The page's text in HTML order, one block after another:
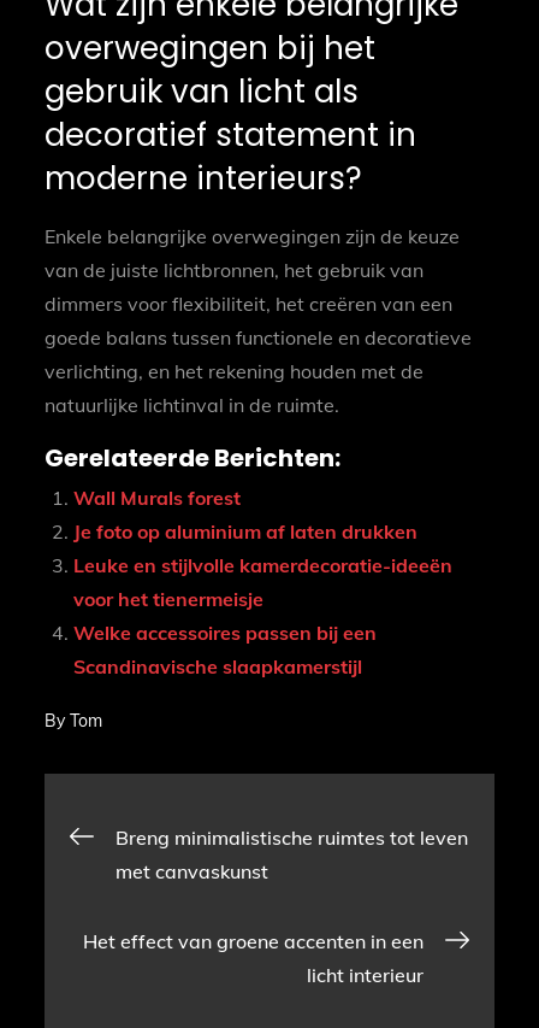
overwegingen bij het
gebruik van licht als
decoratief statement in
moderne interieurs?
Enkele belangrijke overwegingen zijn de keuze
van de juiste lichtbronnen, het gebruik van
dimmers voor flexibiliteit, het creëren van een
goede balans tussen functionele en decoratieve
verlichting, en het rekening houden met de
natuurlijke lichtinval in de ruimte.
Gerelateerde Berichten:
Wall Murals forest
Je foto op aluminium af laten drukken
Leuke en stijlvolle kamerdecoratie-ideeën
voor het tienermeisje
Welke accessoires passen bij een
Scandinavische slaapkamerstijl
ByTom
Bericht
Breng minimalistische ruimtes tot leven
met canvaskunst
Het effect van groene accenten in een
licht interieur